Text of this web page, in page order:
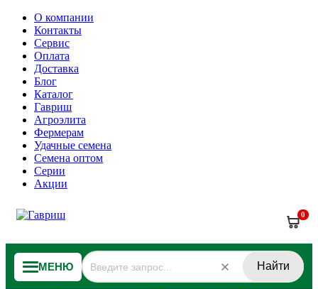
О компании
Контакты
Сервис
Оплата
Доставка
Блог
Каталог
Гавриш
Агроэлита
Фермерам
Удачные семена
Семена оптом
Серии
Акции
0
МЕНЮ Найти